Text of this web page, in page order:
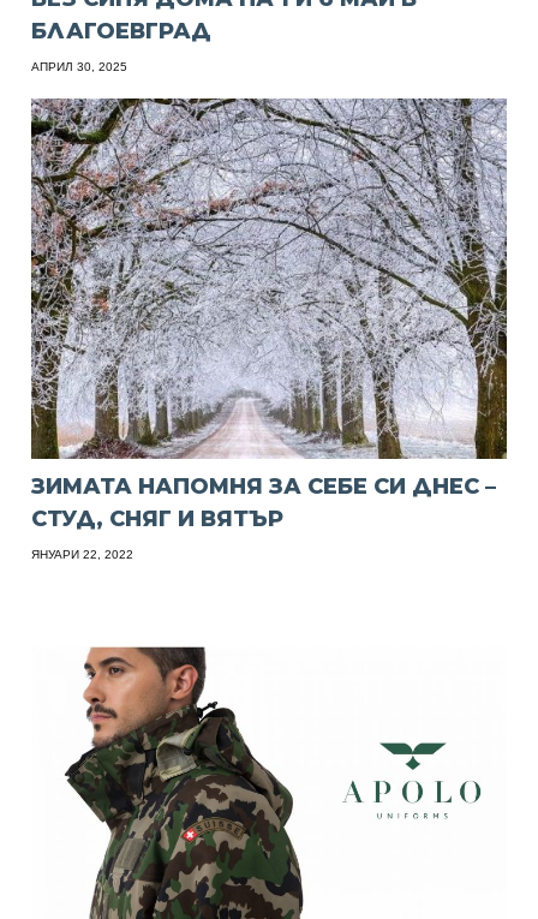
БЛАГОЕВГРАД
АПРИЛ 30, 2025
ЗИМАТА НАПОМНЯ ЗА СЕБЕ СИ ДНЕС –
СТУД, СНЯГ И ВЯТЪР
ЯНУАРИ 22, 2022